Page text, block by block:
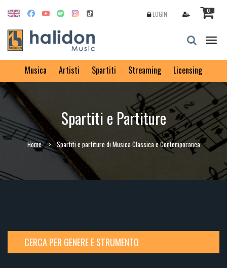
0
LOGIN
Musica Artisti Spartiti Streaming Licensing
Spartiti e Partiture
Home Spartiti e partiture di Musica Classica e Contemporanea
CERCA PER GENERE E STRUMENTO